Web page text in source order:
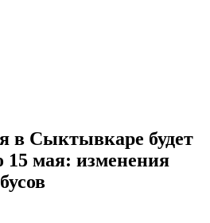
в Сыктывкаре будет
15 мая: изменения